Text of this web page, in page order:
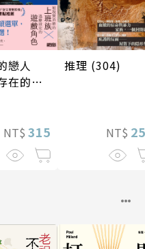
戀人
在的
NT$ 315
推理 (304)
NT$